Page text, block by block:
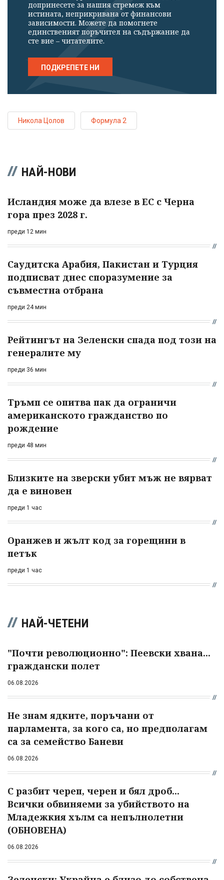
допринесете за нашия стремеж към
истината, неприкривана от финансови
зависимости. Можете да помогнете
единственият поръчител на съдържание да
сте вие – читателите.
ПОДКРЕПЕТЕ НИ
Никола Цолов Формула 2
НАЙ-НОВИ
Исландия може да влезе в ЕС с Черна
гора през 2028 г.
преди 12 мин
Саудитска Арабия, Пакистан и Турция
подписват днес споразумение за
съвместна отбрана
преди 24 мин
Рейтингът на Зеленски спада под този на
генералите му
преди 36 мин
Тръмп се опитва пак да ограничи
американското гражданство по
рождение
преди 48 мин
Близките на зверски убит мъж не вярват
да е виновен
преди 1 час
Оранжев и жълт код за горещини в
петък
преди 1 час
НАЙ-ЧЕТЕНИ
"Почти революционно": Пеевски хвана...
граждански полет
06.08.2026
Не знам ядките, поръчани от
парламента, за кого са, но предполагам
са за семейство Баневи
06.08.2026
С разбит череп, черен и бял дроб...
Всички обвиняеми за убийството на
Младежкия хълм са непълнолетни
(ОБНОВЕНА)
06.08.2026